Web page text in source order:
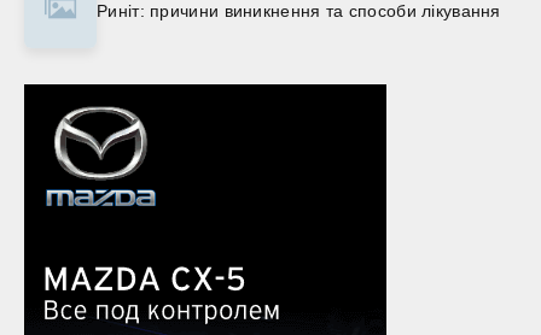
Риніт: причини виникнення та способи лікування